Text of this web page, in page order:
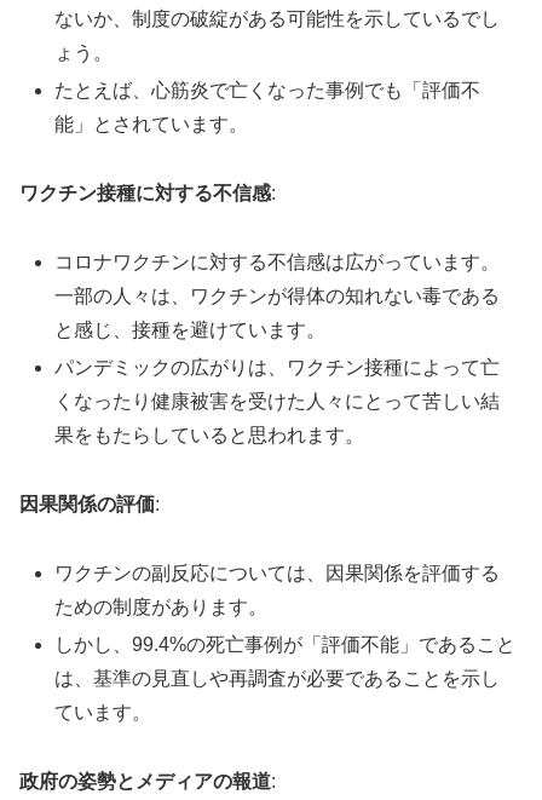
ないか、制度の破綻がある可能性を示しているでし
ょう。
たとえば、心筋炎で亡くなった事例でも「評価不
能」とされています。
ワクチン接種に対する不信感:
コロナワクチンに対する不信感は広がっています。
一部の人々は、ワクチンが得体の知れない毒である
と感じ、接種を避けています。
パンデミックの広がりは、ワクチン接種によって亡
くなったり健康被害を受けた人々にとって苦しい結
果をもたらしていると思われます。
因果関係の評価:
ワクチンの副反応については、因果関係を評価する
ための制度があります。
しかし、99.4%の死亡事例が「評価不能」であること
は、基準の見直しや再調査が必要であることを示し
ています。
政府の姿勢とメディアの報道: